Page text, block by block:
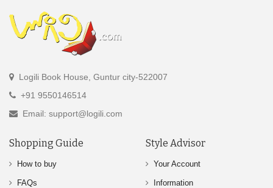
Logili Book House, Guntur city-522007
+91 9550146514
Email: support@logili.com
Shopping Guide
How to buy
FAQs
Style Advisor
Your Account
Information